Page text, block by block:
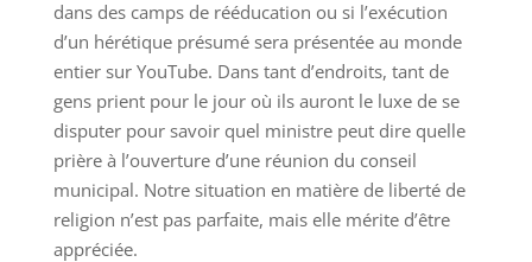
dans des camps de rééducation ou si l’exécution
d’un hérétique présumé sera présentée au monde
entier sur YouTube. Dans tant d’endroits, tant de
gens prient pour le jour où ils auront le luxe de se
disputer pour savoir quel ministre peut dire quelle
prière à l’ouverture d’une réunion du conseil
municipal. Notre situation en matière de liberté de
religion n’est pas parfaite, mais elle mérite d’être
appréciée.